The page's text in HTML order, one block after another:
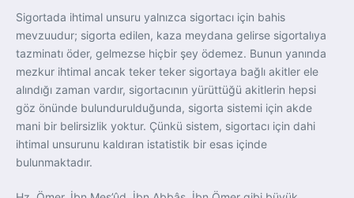
Sigortada ihtimal unsuru yalnızca sigortacı için bahis
mevzuudur; sigorta edilen, kaza meydana gelirse sigortalıya
tazminatı öder, gelmezse hiçbir şey ödemez. Bunun yanında
mezkur ihtimal ancak teker teker sigortaya bağlı akitler ele
alındığı zaman vardır, sigortacının yürüttüğü akitlerin hepsi
göz önünde bulundurulduğunda, sigorta sistemi için akde
mani bir belirsizlik yoktur. Çünkü sistem, sigortacı için dahi
ihtimal unsurunu kaldıran istatistik bir esas içinde
bulunmaktadır.